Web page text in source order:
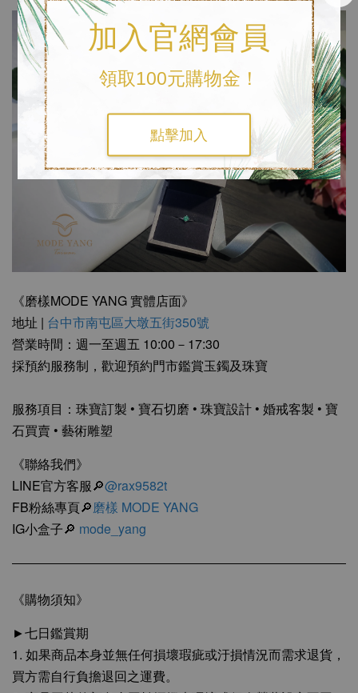
加入官網會員
領取100元購物金！
點擊加入
《磨樣MODE YANG 實體店面》
地址 | 台中市南屯區大墩五街350號
營業時間：週一至週五 10:00－17:30
採預約服務制，歡迎預約門市鑑賞玉鐲及珠寶
服務項目：珠寶訂製 • 寶石切磨 • 珠寶設計 • 婚戒客製 • 寶
石買賣 • 藝術雕塑
《聯絡我們》
LINE官方客服🔎@rax9582t
FB粉絲專頁🔎磨樣 MODE YANG
IG小盒子🔎 mode_yang
《購物須知》
►七日鑑賞期
1. 如果商品本身並無任何損壞瑕疵或汙損情況而需求退貨，
買方需自行負擔退回之運費。